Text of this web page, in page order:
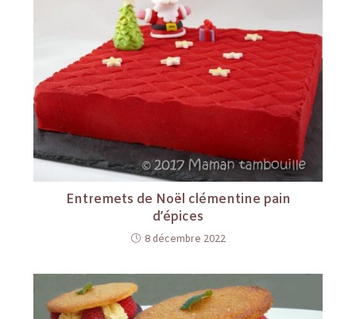
Entremets de Noël clémentine pain
d’épices
8 décembre 2022